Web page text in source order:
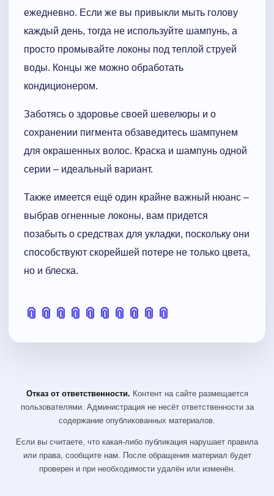
ежедневно. Если же вы привыкли мыть голову
каждый день, тогда не используйте шампунь, а
просто промывайте локоны под теплой струей
воды. Концы же можно обработать
кондиционером.
Заботясь о здоровье своей шевелюры и о
сохранении пигмента обзаведитесь шампунем
для окрашенных волос. Краска и шампунь одной
серии – идеальный вариант.
Также имеется ещё один крайне важный нюанс –
выбрав огненные локоны, вам придется
позабыть о средствах для укладки, поскольку они
способствуют скорейшей потере не только цвета,
но и блеска.
📎 📎 📎 📎 📎 📎 📎 📎 📎 📎
Отказ от ответственности. Контент на сайте размещается
пользователями. Администрация не несёт ответственности за
содержание опубликованных материалов.
Если вы считаете, что какая-либо публикация нарушает правила
или права, сообщите нам. После обращения материал будет
проверен и при необходимости удалён или изменён.